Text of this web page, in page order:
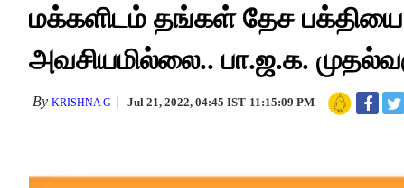
மக்களிடம் தங்கள் தேச பக்தியை
அவசியமில்லை.. பா.ஜ.க.
By KRISHNA G Jul 21, 2022, 04:45 IST 11:15:09 PM